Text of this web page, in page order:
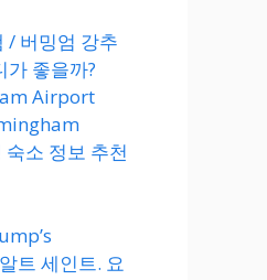
/ 버밍엄 강추
가 좋을까?
Airport
소 정보 추천
트 세인트. 요